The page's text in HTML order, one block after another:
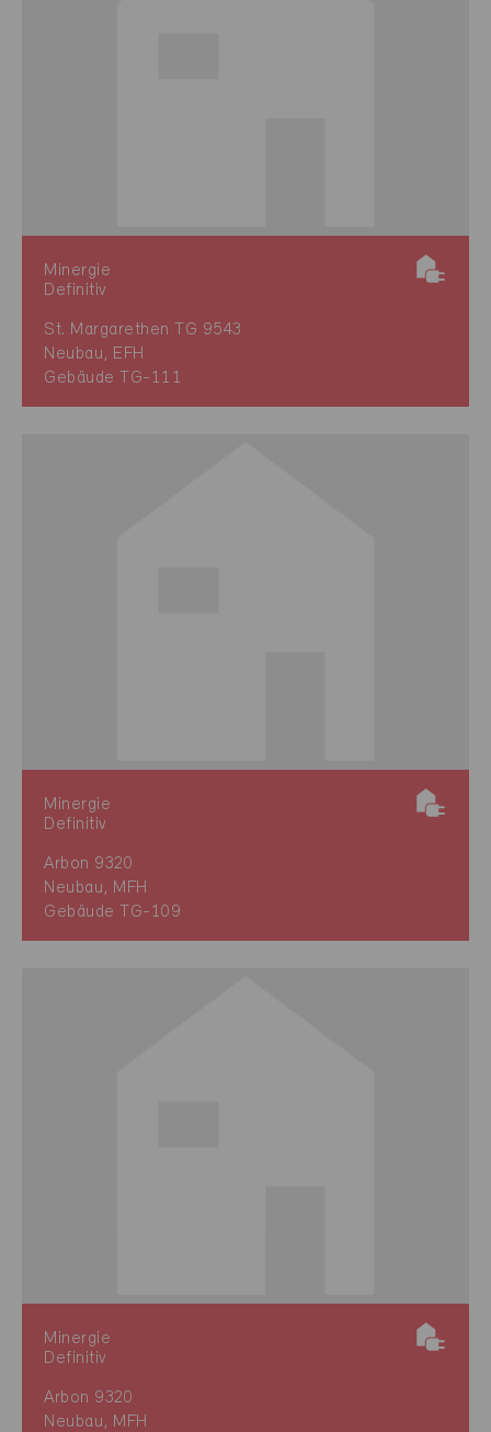
Minergie
Definitiv
St. Margarethen TG 9543
Neubau, EFH
Gebäude TG-111
Minergie
Definitiv
Arbon 9320
Neubau, MFH
Gebäude TG-109
Minergie
Definitiv
Arbon 9320
Neubau, MFH